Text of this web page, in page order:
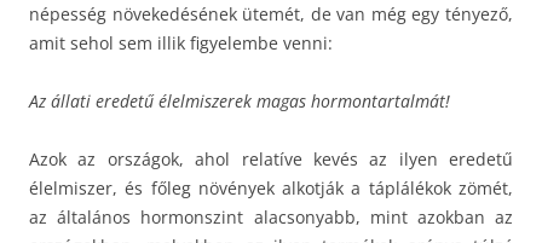
népesség növekedésének ütemét, de van még egy tényező,
amit sehol sem illik figyelembe venni:
Az állati eredetű élelmiszerek magas hormontartalmát!
Azok az országok, ahol relatíve kevés az ilyen eredetű
élelmiszer, és főleg növények alkotják a táplálékok zömét,
az általános hormonszint alacsonyabb, mint azokban az